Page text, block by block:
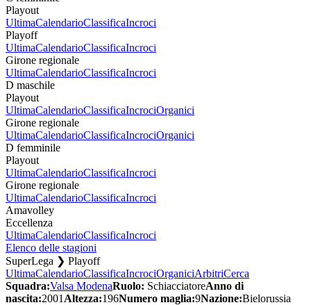
Playout
UltimaCalendarioClassificaIncroci
Playoff
UltimaCalendarioClassificaIncroci
Girone regionale
UltimaCalendarioClassificaIncroci
D maschile
Playout
UltimaCalendarioClassificaIncrociOrganici
Girone regionale
UltimaCalendarioClassificaIncrociOrganici
D femminile
Playout
UltimaCalendarioClassificaIncroci
Girone regionale
UltimaCalendarioClassificaIncroci
Amavolley
Eccellenza
UltimaCalendarioClassificaIncroci
Elenco delle stagioni
SuperLega ❯ Playoff
UltimaCalendarioClassificaIncrociOrganiciArbitriCerca
Squadra:Valsa ModenaRuolo: SchiacciatoreAnno di
nascita:2001 Altezza:196Numero maglia:9Nazione:Bielorussia